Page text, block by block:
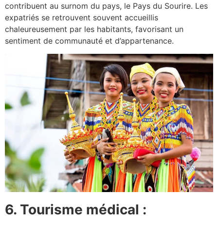
contribuent au surnom du pays, le Pays du Sourire. Les
expatriés se retrouvent souvent accueillis
chaleureusement par les habitants, favorisant un
sentiment de communauté et d’appartenance.
6. Tourisme médical :